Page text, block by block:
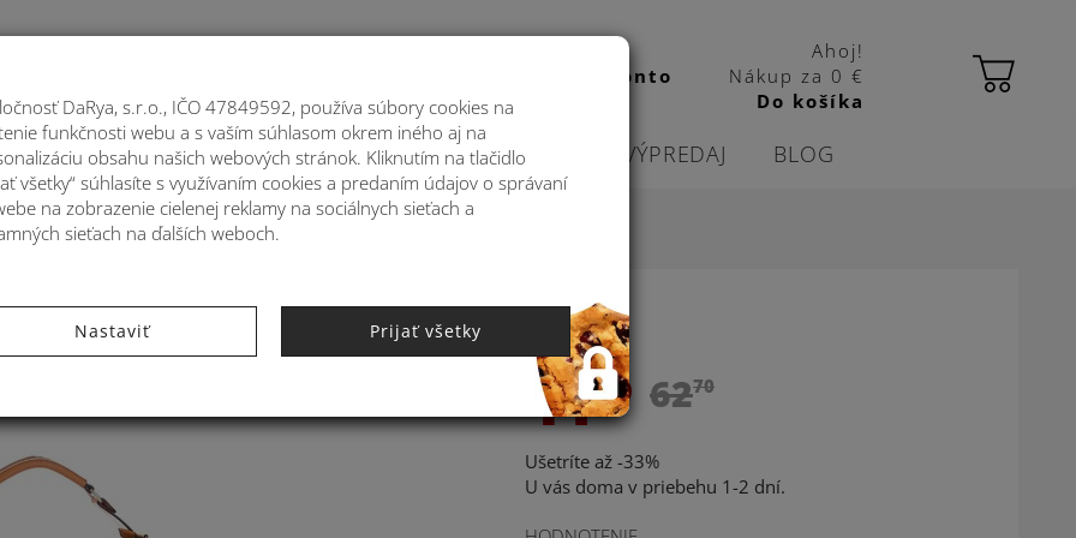
Moje kbas konto
Ahoj!
Nákup za 0 €
Do košíka
MÓDNE DOPLNKY BYTOVÉ DEKORÁCIE VÝPREDAJ BLOG
KB346901AZ
4179 6270
Ušetríte až -33%
U vás doma v priebehu 1-2 dní.
DaRya, s.r.o., IČO 47849592, používa súbory cookies na
funkčnosti webu a s vaším súhlasom okrem iného aj na
obsahu našich webových stránok. Kliknutím na tlačidlo
všetky“ súhlasíte s využívaním cookies a predaním údajov o správaní
na zobrazenie cielenej reklamy na sociálnych sieťach a
sieťach na ďalších weboch.
Nastaviť Prijať všetky